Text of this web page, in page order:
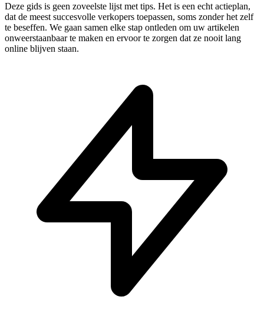
Deze gids is geen zoveelste lijst met tips. Het is een echt actieplan,
dat de meest succesvolle verkopers toepassen, soms zonder het zelf
te beseffen. We gaan samen elke stap ontleden om uw artikelen
onweerstaanbaar te maken en ervoor te zorgen dat ze nooit lang
online blijven staan.